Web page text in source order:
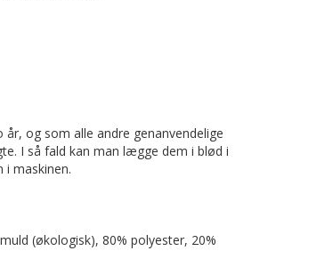
og som alle andre genanvendelige
I så fald kan man lægge dem i blød i
i maskinen.
(økologisk), 80% polyester, 20%